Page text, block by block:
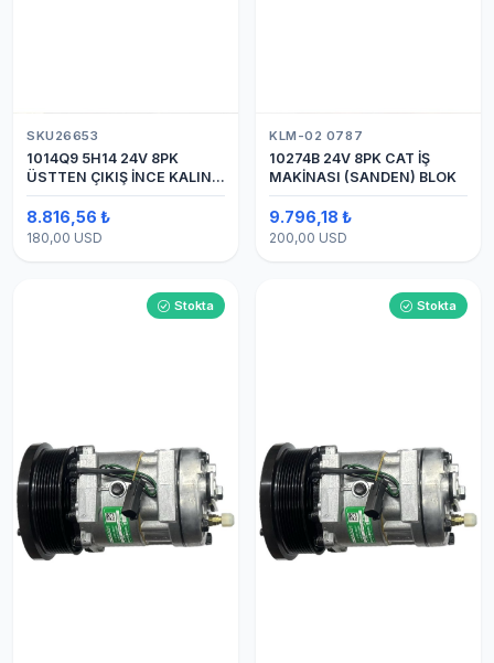
SKU26653
1014Q9 5H14 24V 8PK
ÜSTTEN ÇIKIŞ İNCE KALIN
(SANDEN) KLİMA
KOMPRESÖRÜ KOMPRESÖR
8.816,56 ₺
180,00 USD
KLM-02 0787
10274B 24V 8PK CAT İŞ
MAKİNASI (SANDEN) BLOK
9.796,18 ₺
200,00 USD
Stokta Stokta